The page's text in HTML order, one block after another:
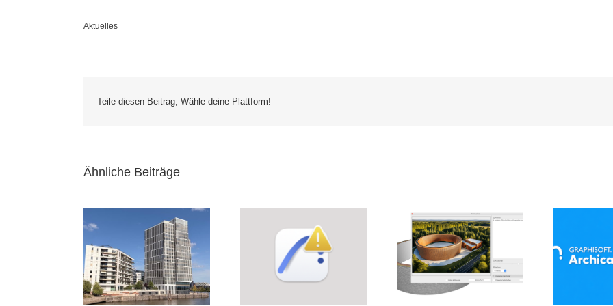
Aktuelles
Teile diesen Beitrag, Wähle deine Plattform!
Ähnliche Beiträge
Archicad – Dateien aus
alten Versionen können
nicht geöffnet werden
Architektur und KI –
Wenn der Algorithmus
mitplant
Archicad Datei reparieren